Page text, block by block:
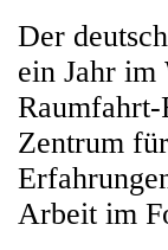
Der
ein Jahr im
Zentrum
Arbeit im